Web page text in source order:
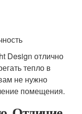
Design отлично
тепло в
не нужно
помещения.